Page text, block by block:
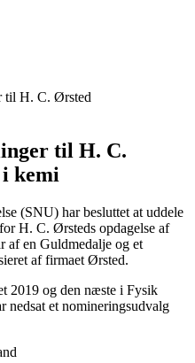
til H. C.
kemi
(SNU) har besluttet at uddele
H. C. Ørsteds opdagelse af
af en Guldmedalje og et
af firmaet Ørsted.
2019 og den næste i Fysik
nedsat et nomineringsudvalg